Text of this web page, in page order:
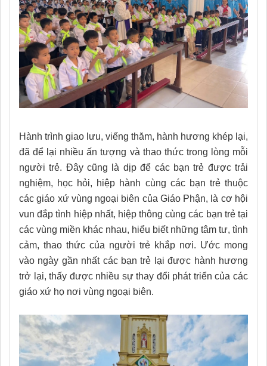
Hành trình giao lưu, viếng thăm, hành hương khép lại,
đã để lại nhiều ấn tượng và thao thức trong lòng mỗi
người trẻ. Đây cũng là dịp để các bạn trẻ được trải
nghiệm, học hỏi, hiệp hành cùng các bạn trẻ thuộc
các giáo xứ vùng ngoại biên của Giáo Phận, là cơ hội
vun đắp tình hiệp nhất, hiệp thông cùng các bạn trẻ tại
các vùng miền khác nhau, hiểu biết những tâm tư, tình
cảm, thao thức của người trẻ khắp nơi. Ước mong
vào ngày gần nhất các bạn trẻ lại được hành hương
trở lại, thấy được nhiều sự thay đổi phát triển của các
giáo xứ họ nơi vùng ngoại biên.